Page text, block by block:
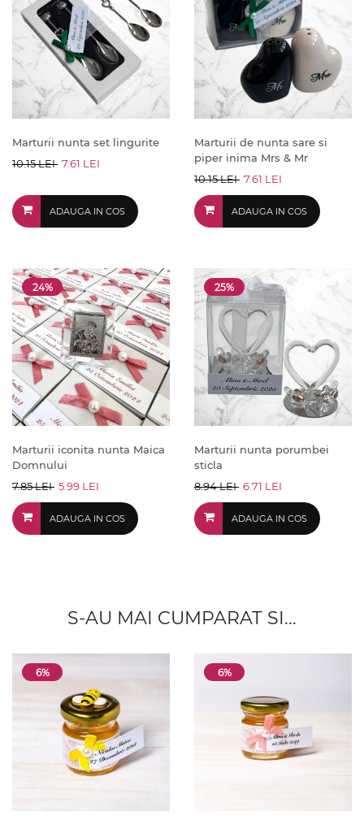
Marturii nunta set lingurite
10.15 LEI 7.61 LEI
ADAUGA IN COS
Marturii de nunta sare si
piper inima Mrs & Mr
10.15 LEI 7.61 LEI
ADAUGA IN COS
24%
Marturii iconita nunta Maica
Domnului
7.85 LEI 5.99 LEI
ADAUGA IN COS
25%
Marturii nunta porumbei
sticla
8.94 LEI 6.71 LEI
ADAUGA IN COS
S-AU MAI CUMPARAT SI...
6% 6%